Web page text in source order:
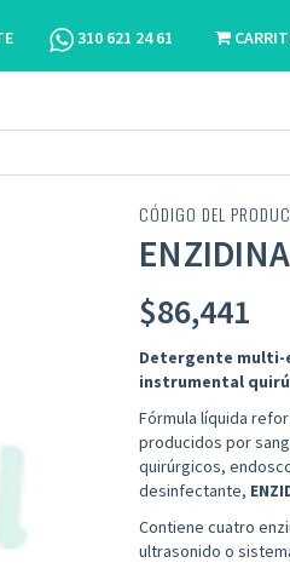
310 621 24 61
CÓDIGO DEL
$86,441
Detergente multi-
instrumental
Fórmula líquida
producidos por
quirúrgicos,
desinfectante,
Contiene cuatro
ultrasonido o